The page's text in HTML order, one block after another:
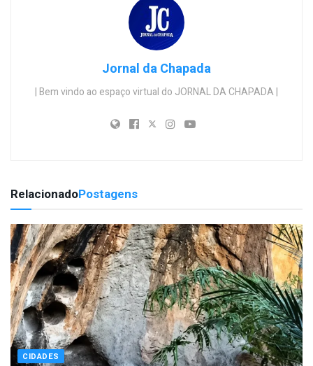
Jornal da Chapada
| Bem vindo ao espaço virtual do JORNAL DA CHAPADA |
RelacionadoPostagens
CIDADES